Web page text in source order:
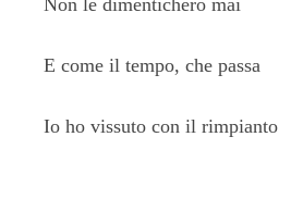
Non le dimenticherò mai
E come il tempo, che passa
Io ho vissuto con il rimpianto